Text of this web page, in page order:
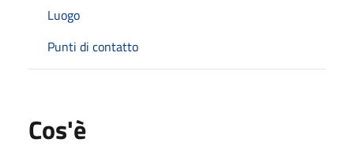
Luogo
Punti di contatto
Cos'è